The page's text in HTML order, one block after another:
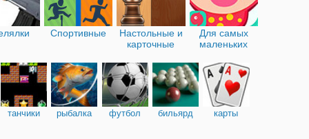
Спортивные
Настольные и
карточные
Для самых
маленьких
танчики рыбалка футбол бильярд карты